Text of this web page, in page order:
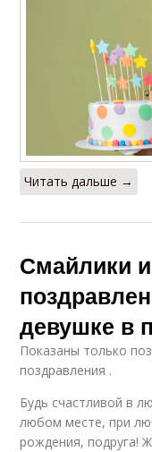
Читать дальше →
Смайлики
девушке в
Показаны только
поздравления .
Будь счастливой в
любом месте, при
рождения, подруга!